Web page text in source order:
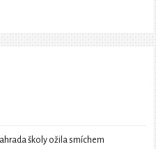
školy ožila smíchem